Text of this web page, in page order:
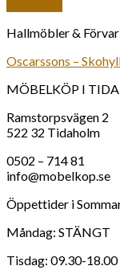
Hallmöbler &
Oscarssons –
MÖBELKÖP I
Ramstorpsvägen 2
522 32 Tidaholm
0502 – 714 81
info@mobelkop.se
Öppettider i
Måndag: STÄNGT
Tisdag: 09.30-